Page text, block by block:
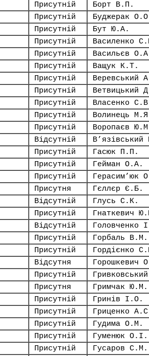
Присутній Борт В.П.
Присутній Буджерак
Присутній Бут Ю.А.
Присутній Василенко
Присутній Васильєв
Присутній Ващук К.Т.
Присутній Веревський
Присутній Ветвицький
Присутній Власенко
Присутній Волинець
Присутній Воропаєв
Відсутній
Присутній Гасюк П.П.
Присутній Гейман О.А.
Присутній Герасим’юк
Присутня Гєллєр Є.Б.
Відсутній Глусь С.К.
Присутній Гнаткевич
Відсутній Головченко
Присутній Горбаль В.М.
Присутній Гордієнко
Відсутня Горошкевич
Присутній
Присутня Гримчак Ю.М.
Присутній Гринів І.О.
Присутній Гриценко
Присутній Гудима О.М.
Присутній Гуменюк О.І.
Присутній Гусаров С.М.